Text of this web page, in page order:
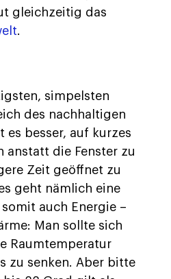
gleichzeitig das
.
simpelsten
des nachhaltigen
es besser, auf kurzes
anstatt die Fenster zu
Zeit geöffnet zu
geht nämlich eine
auch Energie –
Man sollte sich
Raumtemperatur
zu senken. Aber bitte